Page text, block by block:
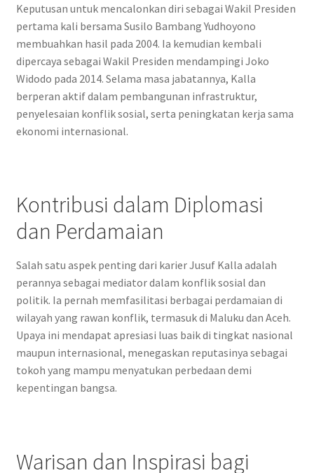
Keputusan untuk mencalonkan diri sebagai Wakil Presiden
pertama kali bersama Susilo Bambang Yudhoyono
membuahkan hasil pada 2004. Ia kemudian kembali
dipercaya sebagai Wakil Presiden mendampingi Joko
Widodo pada 2014. Selama masa jabatannya, Kalla
berperan aktif dalam pembangunan infrastruktur,
penyelesaian konflik sosial, serta peningkatan kerja sama
ekonomi internasional.
Kontribusi dalam Diplomasi
dan Perdamaian
Salah satu aspek penting dari karier Jusuf Kalla adalah
perannya sebagai mediator dalam konflik sosial dan
politik. Ia pernah memfasilitasi berbagai perdamaian di
wilayah yang rawan konflik, termasuk di Maluku dan Aceh.
Upaya ini mendapat apresiasi luas baik di tingkat nasional
maupun internasional, menegaskan reputasinya sebagai
tokoh yang mampu menyatukan perbedaan demi
kepentingan bangsa.
Warisan dan Inspirasi bagi